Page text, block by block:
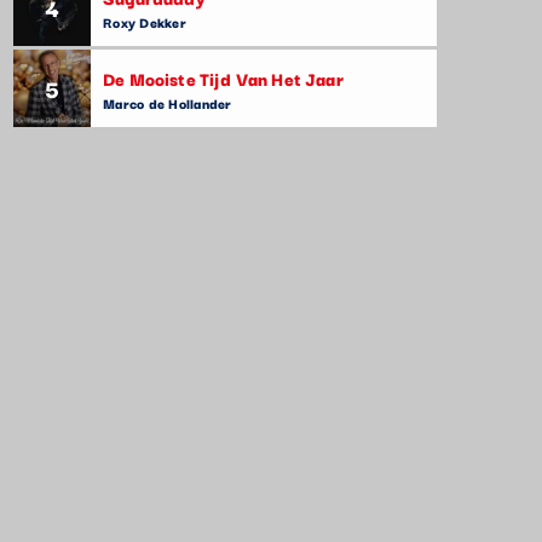
4 Roxy Dekker
5 De Mooiste Tijd Van Het Jaar
Marco de Hollander